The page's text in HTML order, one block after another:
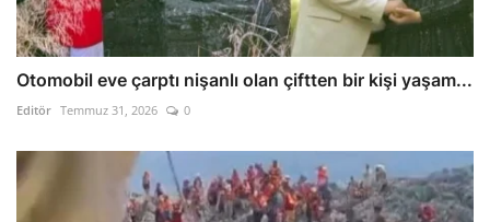
Otomobil eve çarptı nişanlı olan çiftten bir kişi yaşam...
Editör Temmuz 31, 2026 0